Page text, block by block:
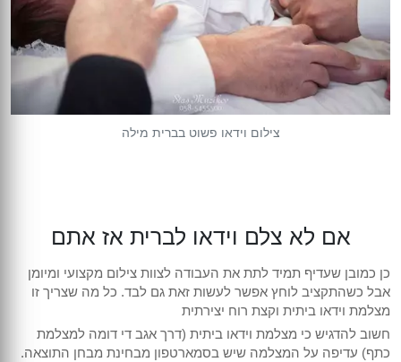
צילום וידאו פשוט בברית מילה
אם לא צלם וידאו לברית אז אתם
כן כמובן שעדיף תמיד לתת את העבודה לצוות צילום מקצועי ומיומן
אבל כשהתקציב לוחץ אפשר לעשות זאת גם לבד. כל מה שצריך זו
מצלמת וידאו ביתית וקצת רוח יצירתית
חשוב להדגיש כי מצלמת וידאו ביתית (דרך אגב די דומה למצלמת
כתף) עדיפה על המצלמה שיש בסמארטפון מבחינת מבחן התוצאה.